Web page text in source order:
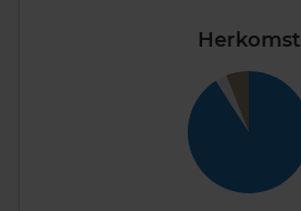
Herkomst